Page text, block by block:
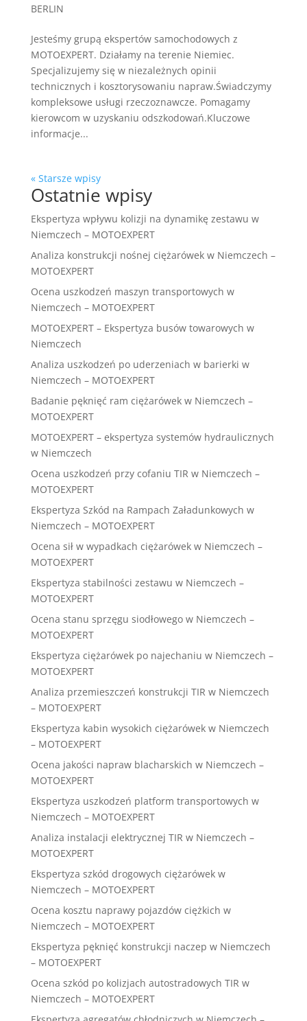
BERLIN
Jesteśmy grupą ekspertów samochodowych z
MOTOEXPERT. Działamy na terenie Niemiec.
Specjalizujemy się w niezależnych opinii
technicznych i kosztorysowaniu napraw.Świadczymy
kompleksowe usługi rzeczoznawcze. Pomagamy
kierowcom w uzyskaniu odszkodowań.Kluczowe
informacje...
« Starsze wpisy
Ostatnie wpisy
Ekspertyza wpływu kolizji na dynamikę zestawu w
Niemczech – MOTOEXPERT
Analiza konstrukcji nośnej ciężarówek w Niemczech –
MOTOEXPERT
Ocena uszkodzeń maszyn transportowych w
Niemczech – MOTOEXPERT
MOTOEXPERT – Ekspertyza busów towarowych w
Niemczech
Analiza uszkodzeń po uderzeniach w barierki w
Niemczech – MOTOEXPERT
Badanie pęknięć ram ciężarówek w Niemczech –
MOTOEXPERT
MOTOEXPERT – ekspertyza systemów hydraulicznych
w Niemczech
Ocena uszkodzeń przy cofaniu TIR w Niemczech –
MOTOEXPERT
Ekspertyza Szkód na Rampach Załadunkowych w
Niemczech – MOTOEXPERT
Ocena sił w wypadkach ciężarówek w Niemczech –
MOTOEXPERT
Ekspertyza stabilności zestawu w Niemczech –
MOTOEXPERT
Ocena stanu sprzęgu siodłowego w Niemczech –
MOTOEXPERT
Ekspertyza ciężarówek po najechaniu w Niemczech –
MOTOEXPERT
Analiza przemieszczeń konstrukcji TIR w Niemczech
– MOTOEXPERT
Ekspertyza kabin wysokich ciężarówek w Niemczech
– MOTOEXPERT
Ocena jakości napraw blacharskich w Niemczech –
MOTOEXPERT
Ekspertyza uszkodzeń platform transportowych w
Niemczech – MOTOEXPERT
Analiza instalacji elektrycznej TIR w Niemczech –
MOTOEXPERT
Ekspertyza szkód drogowych ciężarówek w
Niemczech – MOTOEXPERT
Ocena kosztu naprawy pojazdów ciężkich w
Niemczech – MOTOEXPERT
Ekspertyza pęknięć konstrukcji naczep w Niemczech
– MOTOEXPERT
Ocena szkód po kolizjach autostradowych TIR w
Niemczech – MOTOEXPERT